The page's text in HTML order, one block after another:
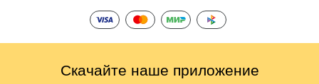
Скачайте наше приложение